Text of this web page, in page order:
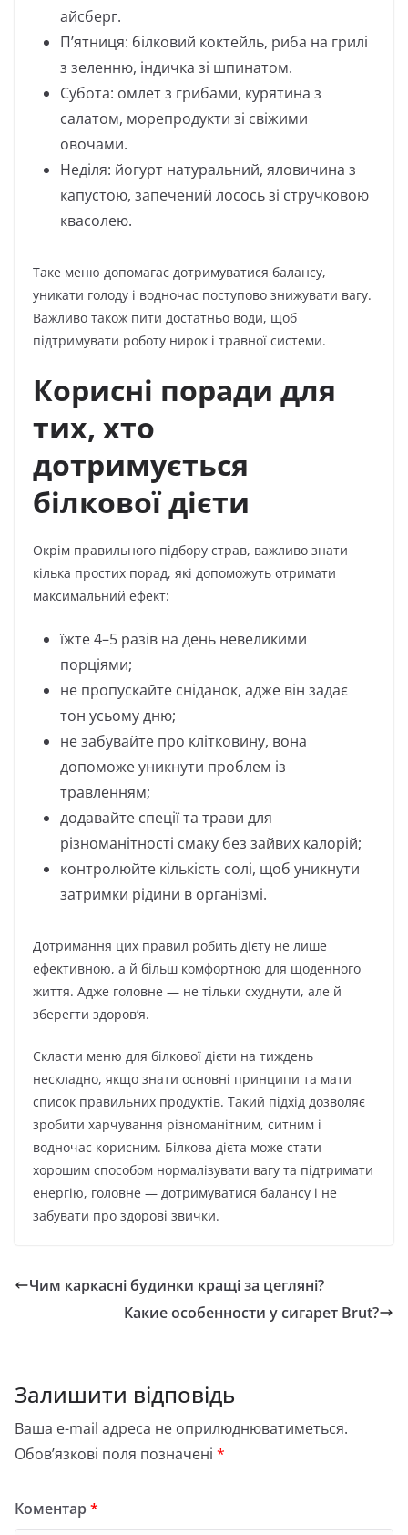
айсберг.
П’ятниця: білковий коктейль, риба на грилі
з зеленню, індичка зі шпинатом.
Субота: омлет з грибами, курятина з
салатом, морепродукти зі свіжими
овочами.
Неділя: йогурт натуральний, яловичина з
капустою, запечений лосось зі стручковою
квасолею.
Таке меню допомагає дотримуватися балансу,
уникати голоду і водночас поступово знижувати вагу.
Важливо також пити достатньо води, щоб
підтримувати роботу нирок і травної системи.
Корисні поради для
тих, хто
дотримується
білкової дієти
Окрім правильного підбору страв, важливо знати
кілька простих порад, які допоможуть отримати
максимальний ефект:
їжте 4–5 разів на день невеликими
порціями;
не пропускайте сніданок, адже він задає
тон усьому дню;
не забувайте про клітковину, вона
допоможе уникнути проблем із
травленням;
додавайте спеції та трави для
різноманітності смаку без зайвих калорій;
контролюйте кількість солі, щоб уникнути
затримки рідини в організмі.
Дотримання цих правил робить дієту не лише
ефективною, а й більш комфортною для щоденного
життя. Адже головне — не тільки схуднути, але й
зберегти здоров’я.
Скласти меню для білкової дієти на тиждень
нескладно, якщо знати основні принципи та мати
список правильних продуктів. Такий підхід дозволяє
зробити харчування різноманітним, ситним і
водночас корисним. Білкова дієта може стати
хорошим способом нормалізувати вагу та підтримати
енергію, головне — дотримуватися балансу і не
забувати про здорові звички.
Чим каркасні будинки кращі за цегляні?
Какие особенности у сигарет Brut?
Залишити відповідь
Ваша e-mail адреса не оприлюднюватиметься.
Обов’язкові поля позначені *
Коментар*